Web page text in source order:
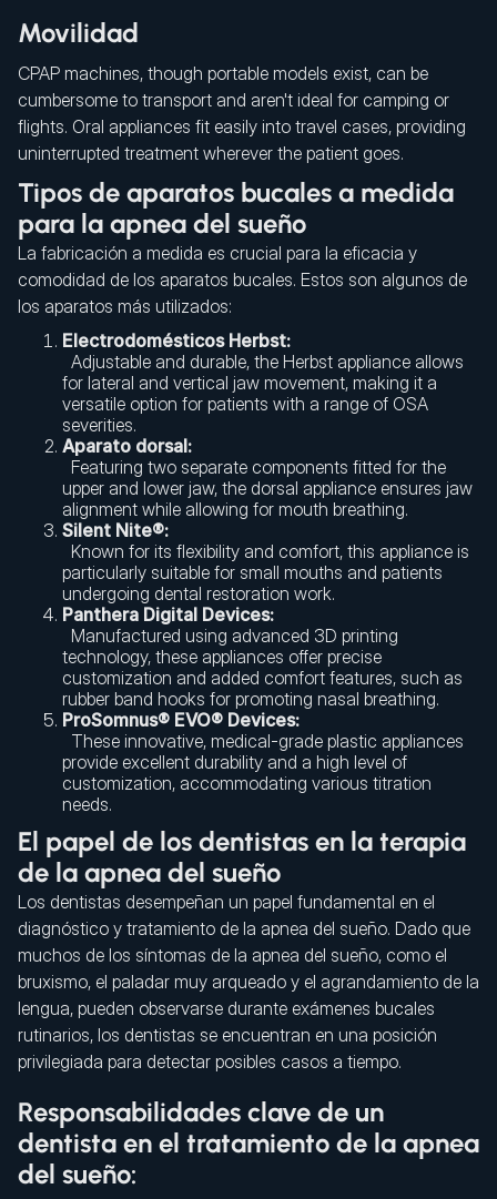
Movilidad
CPAP machines, though portable models exist, can be
cumbersome to transport and aren't ideal for camping or
flights. Oral appliances fit easily into travel cases, providing
uninterrupted treatment wherever the patient goes.
Tipos de aparatos bucales a medida
para la apnea del sueño
La fabricación a medida es crucial para la eficacia y
comodidad de los aparatos bucales. Estos son algunos de
los aparatos más utilizados:
Electrodomésticos Herbst:
Adjustable and durable, the Herbst appliance allows
for lateral and vertical jaw movement, making it a
versatile option for patients with a range of OSA
severities.
Aparato dorsal:
Featuring two separate components fitted for the
upper and lower jaw, the dorsal appliance ensures jaw
alignment while allowing for mouth breathing.
Silent Nite®:
Known for its flexibility and comfort, this appliance is
particularly suitable for small mouths and patients
undergoing dental restoration work.
Panthera Digital Devices:
Manufactured using advanced 3D printing
technology, these appliances offer precise
customization and added comfort features, such as
rubber band hooks for promoting nasal breathing.
ProSomnus® EVO® Devices:
These innovative, medical-grade plastic appliances
provide excellent durability and a high level of
customization, accommodating various titration
needs.
El papel de los dentistas en la terapia
de la apnea del sueño
Los dentistas desempeñan un papel fundamental en el
diagnóstico y tratamiento de la apnea del sueño. Dado que
muchos de los síntomas de la apnea del sueño, como el
bruxismo, el paladar muy arqueado y el agrandamiento de la
lengua, pueden observarse durante exámenes bucales
rutinarios, los dentistas se encuentran en una posición
privilegiada para detectar posibles casos a tiempo.
Responsabilidades clave de un
dentista en el tratamiento de la apnea
del sueño: